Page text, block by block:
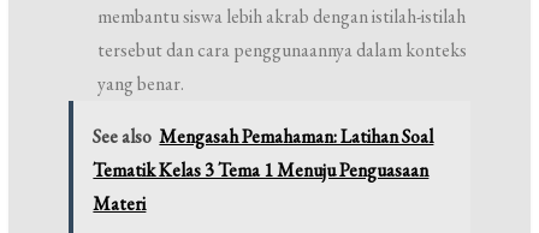
membantu siswa lebih akrab dengan istilah-istilah
tersebut dan cara penggunaannya dalam konteks
yang benar.
See also Mengasah Pemahaman: Latihan Soal
Tematik Kelas 3 Tema 1 Menuju Penguasaan
Materi